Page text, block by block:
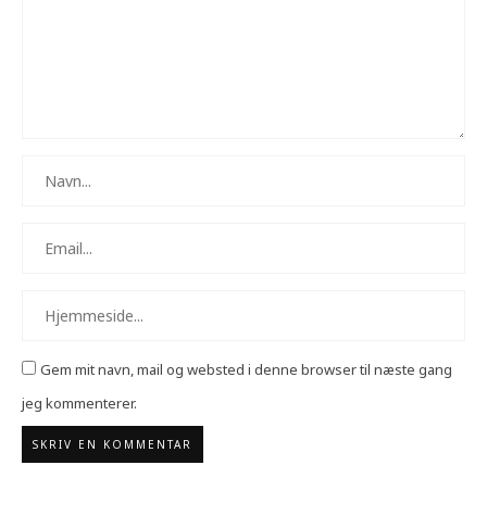
Gem mit navn, mail og websted i denne browser til næste gang
jeg kommenterer.